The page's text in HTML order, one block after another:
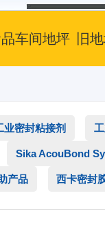
车间地坪 旧
业密封粘接剂
Sika AcouBond
产品 西卡密封